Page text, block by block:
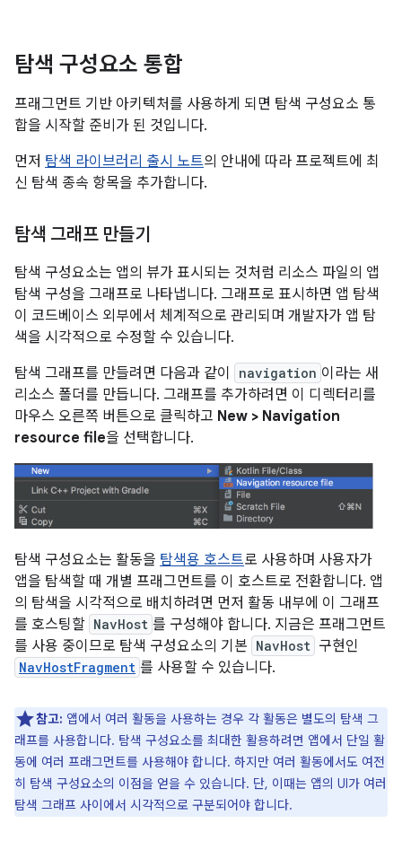
탐색 구성요소 통합
프래그먼트 기반 아키텍처를 사용하게 되면 탐색 구성요소 통
합을 시작할 준비가 된 것입니다.
먼저 탐색 라이브러리 출시 노트의 안내에 따라 프로젝트에 최
신 탐색 종속 항목을 추가합니다.
탐색 그래프 만들기
탐색 구성요소는 앱의 뷰가 표시되는 것처럼 리소스 파일의 앱
탐색 구성을 그래프로 나타냅니다. 그래프로 표시하면 앱 탐색
이 코드베이스 외부에서 체계적으로 관리되며 개발자가 앱 탐
색을 시각적으로 수정할 수 있습니다.
탐색 그래프를 만들려면 다음과 같이
navigation 이라는 새
리소스 폴더를 만듭니다. 그래프를 추가하려면 이 디렉터리를
마우스 오른쪽 버튼으로 클릭하고 New > Navigation
resource file을 선택합니다.
탐색 구성요소는 활동을 탐색용 호스트로 사용하며 사용자가
앱을 탐색할 때 개별 프래그먼트를 이 호스트로 전환합니다. 앱
의 탐색을 시각적으로 배치하려면 먼저 활동 내부에 이 그래프
를 호스팅할 NavHost 를 구성해야 합니다. 지금은 프래그먼트
를 사용 중이므로 탐색 구성요소의 기본 NavHost 구현인
NavHostFragment 를 사용할 수 있습니다.
참고: 앱에서 여러 활동을 사용하는 경우 각 활동은 별도의 탐색 그
래프를 사용합니다. 탐색 구성요소를 최대한 활용하려면 앱에서 단일 활
동에 여러 프래그먼트를 사용해야 합니다. 하지만 여러 활동에서도 여전
히 탐색 구성요소의 이점을 얻을 수 있습니다. 단, 이때는 앱의 UI가 여러
탐색 그래프 사이에서 시각적으로 구분되어야 합니다.